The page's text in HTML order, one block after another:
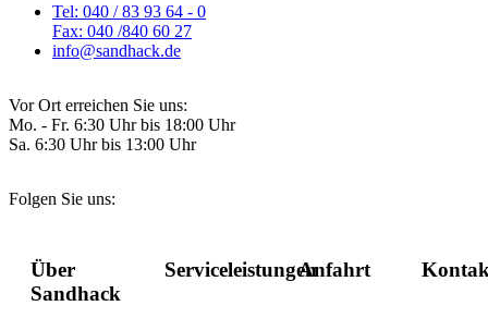
Tel: 040 / 83 93 64 - 0
Fax: 040 /840 60 27
info@sandhack.de
Vor Ort erreichen Sie uns:
Mo. - Fr. 6:30 Uhr bis 18:00 Uhr
Sa. 6:30 Uhr bis 13:00 Uhr
Folgen Sie uns:
Über
Sandhack
ServiceleistungenAnfahrt